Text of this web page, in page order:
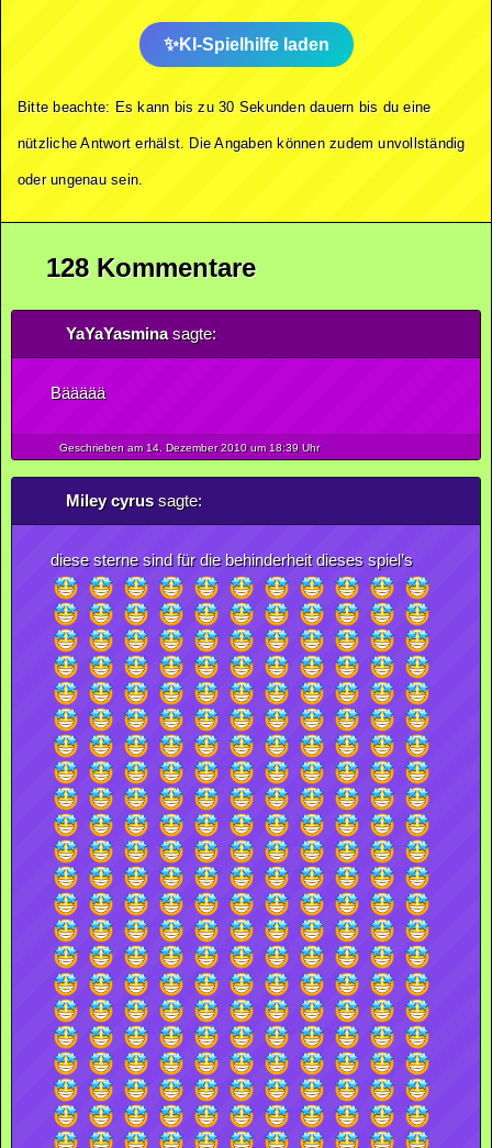
KI-Spielhilfe laden
Bitte beachte: Es kann bis zu 30 Sekunden dauern bis du eine
nützliche Antwort erhälst. Die Angaben können zudem unvollständig
oder ungenau sein.
128 Kommentare
YaYaYasminasagte:
Bäääää
Geschrieben am 14. Dezember2010um 18:39 Uhr
Miley cyrussagte:
diese sterne sind für die behinderheit dieses spiel’s